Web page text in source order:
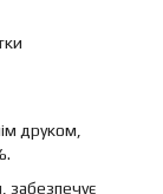
друком,
забезпечує